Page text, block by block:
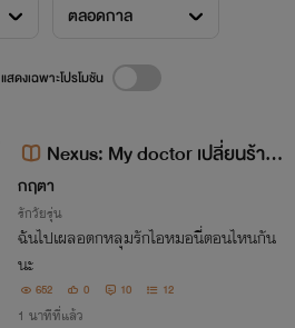
ตลอดกาล
แสดงเฉพาะโปรโมชัน
Nexus: My doctor เปลี่ยนร้ายใ
ห้เป็นรัก (Cruz & Iris)
กฤตา
รักวัยรุ่น
ฉันไปเผลอตกหลุมรักไอหมอนี่ตอนไหนกัน
นะ
652 0 10 12
1 นาทีที่แล้ว